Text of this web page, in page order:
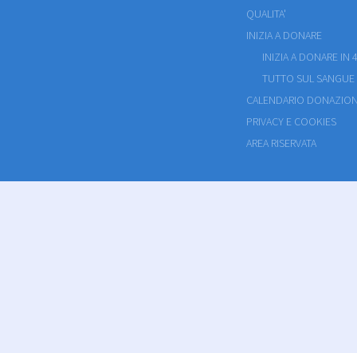
QUALITA'
INIZIA A DONARE
INIZIA A DONARE IN
TUTTO SUL SANGUE
CALENDARIO
PRIVACY E COOKIES
AREA RISERVATA